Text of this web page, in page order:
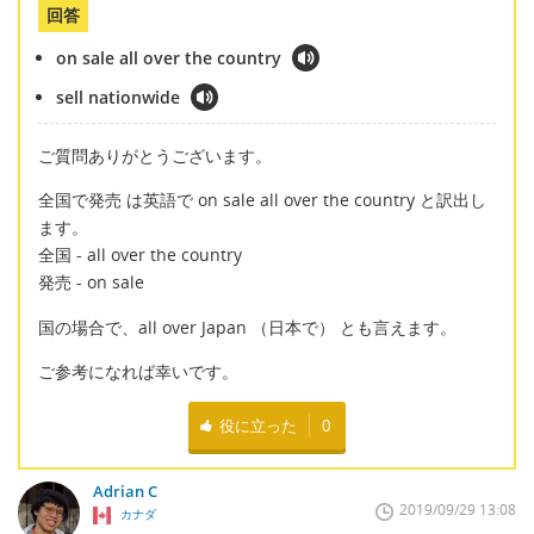
回答
on sale all over the country
sell nationwide
ご質問ありがとうございます。
全国で発売 は英語で on sale all over the country と訳出し
ます。
全国 - all over the country
発売 - on sale
国の場合で、all over Japan （日本で） とも言えます。
ご参考になれば幸いです。
役に立った 0
Adrian C
カナダ 2019/09/29 13:08